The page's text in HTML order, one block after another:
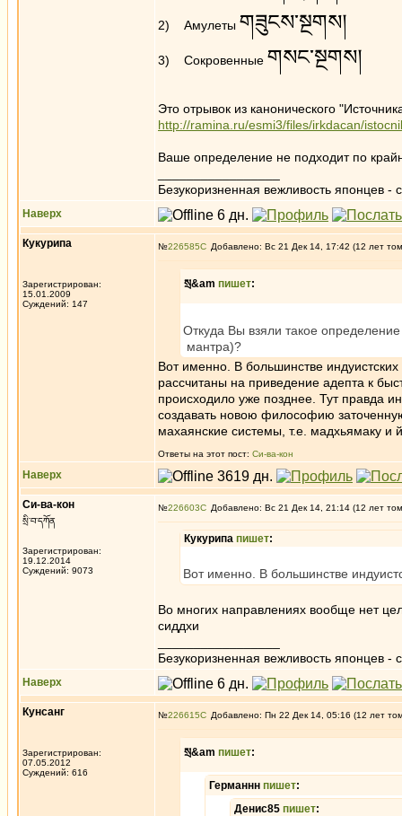
2) Амулеты གཟུངས་སྔགས།
3) Сокровенные གསང་སྔགས།
Это отрывок из канонического
http://ramina.ru/esmi3/files/irkdacan/
Ваше определение не подходит по
Безукоризненная вежливость японцев -
Наверх
Кукурипа
Зарегистрирован:
15.01.2009
Суждений: 147
№226585 Добавлено: Вс 21 Дек 14, 17:42 (12 лет
སྲ&am пишет:
Откуда Вы взяли такое
мантра)?
Вот именно. В большинстве
рассчитаны на приведение адепта к
происходило уже позднее. Тут правда
создавать новою философию
махаянские системы, т.е. мадхьямаку и
Ответы на этот пост: Си-ва-кон
Наверх
Си-ва-кон
སྲི་བ་དཀོན
Зарегистрирован:
19.12.2014
Суждений: 9073
№226603 Добавлено: Вс 21 Дек 14, 21:14 (12 лет
Кукурипа пишет:
Вот именно. В большинстве
Во многих направлениях вообще нет
сиддхи
Безукоризненная вежливость японцев -
Наверх
Кунсанг
Зарегистрирован:
07.05.2012
Суждений: 616
№226615 Добавлено: Пн 22 Дек 14, 05:16 (12 лет
སྲ&am пишет:
Германнн пишет:
Денис85 пишет: